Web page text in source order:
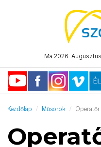
Ma 2026.
Kezdőlap Műsorok